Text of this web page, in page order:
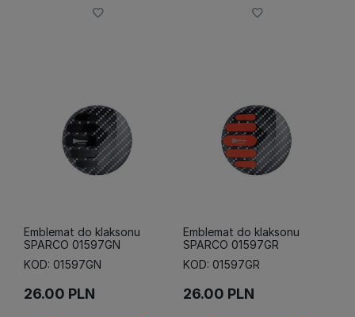
Emblemat do klaksonu
SPARCO 01597GN
KOD: 01597GN
26.00 PLN
Emblemat do klaksonu
SPARCO 01597GR
KOD: 01597GR
26.00 PLN